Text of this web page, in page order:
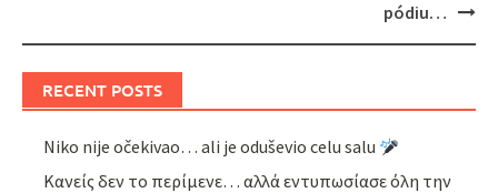
pódiu…
RECENT POSTS
Niko nije očekivao… ali je oduševio celu salu
Κανείς δεν το περίμενε… αλλά εντυπωσίασε όλη την